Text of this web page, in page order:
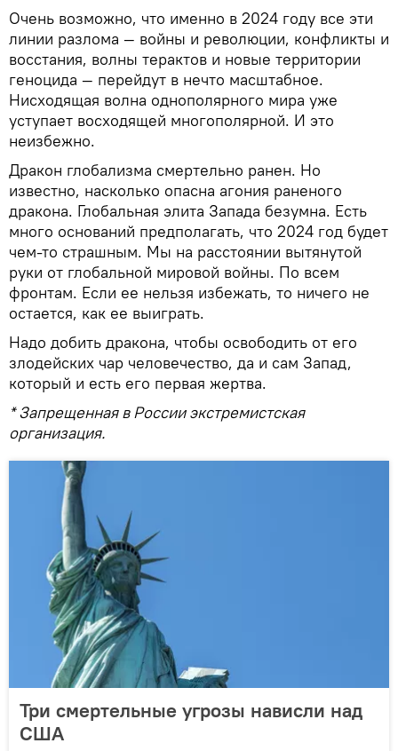
Очень возможно, что именно в 2024 году все эти
линии разлома — войны и революции, конфликты и
восстания, волны терактов и новые территории
геноцида — перейдут в нечто масштабное.
Нисходящая волна однополярного мира уже
уступает восходящей многополярной. И это
неизбежно.
Дракон глобализма смертельно ранен. Но
известно, насколько опасна агония раненого
дракона. Глобальная элита Запада безумна. Есть
много оснований предполагать, что 2024 год будет
чем-то страшным. Мы на расстоянии вытянутой
руки от глобальной мировой войны. По всем
фронтам. Если ее нельзя избежать, то ничего не
остается, как ее выиграть.
Надо добить дракона, чтобы освободить от его
злодейских чар человечество, да и сам Запад,
который и есть его первая жертва.
* Запрещенная в России экстремистская
организация.
Три смертельные угрозы нависли над
США